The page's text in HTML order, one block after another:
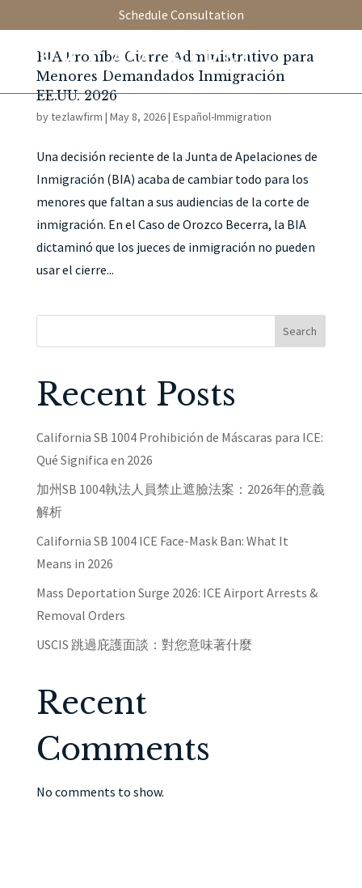
Schedule Consultation
BIA Prohíbe Cierre Administrativo para
Menores Demandados Inmigración
EE.UU. 2026
bytezlawfirm | May 8, 2026| Español-Immigration
Una decisión reciente de la Junta de Apelaciones de
Inmigración (BIA) acaba de cambiar todo para los
menores que faltan a sus audiencias de la corte de
inmigración. En el Caso de Orozco Becerra, la BIA
dictaminó que los jueces de inmigración no pueden
usar el cierre...
Search
Recent Posts
California SB 1004 Prohibición de Máscaras para ICE:
Qué Significa en 2026
加州SB 1004執法人員禁止遮臉法案：2026年的意義
解析
California SB 1004 ICE Face-Mask Ban: What It
Means in 2026
Mass Deportation Surge 2026: ICE Airport Arrests &
Removal Orders
USCIS 跳過庇護面談：對您意味著什麼
Recent
Comments
No comments to show.